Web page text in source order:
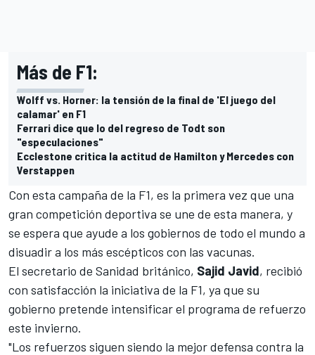
Más de F1:
Wolff vs. Horner: la tensión de la final de 'El juego del
calamar' en F1
Ferrari dice que lo del regreso de Todt son
"especulaciones"
Ecclestone critica la actitud de Hamilton y Mercedes con
Verstappen
Con esta campaña de la F1, es la primera vez que una
gran competición deportiva se une de esta manera, y
se espera que ayude a los gobiernos de todo el mundo a
disuadir a los más escépticos con las vacunas.
El secretario de Sanidad británico, Sajid Javid, recibió
con satisfacción la iniciativa de la F1, ya que su
gobierno pretende intensificar el programa de refuerzo
este invierno.
"Los refuerzos siguen siendo la mejor defensa contra la